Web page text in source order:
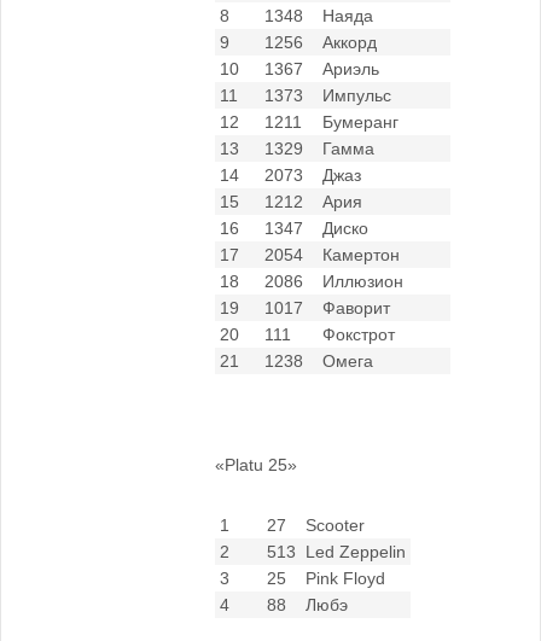
8
1348
Наяда
9
1256
Аккорд
10
1367
Ариэль
11
1373
Импульс
12
1211
Бумеранг
13
1329
Гамма
14
2073
Джаз
15
1212
Ария
16
1347
Диско
17
2054
Камертон
18
2086
Иллюзион
19
1017
Фаворит
20
111
Фокстрот
21
1238 Омега
«Platu 25»
1 27
Scooter
2
513
Led Zeppelin
3
25
Pink Floyd
4
88 Любэ